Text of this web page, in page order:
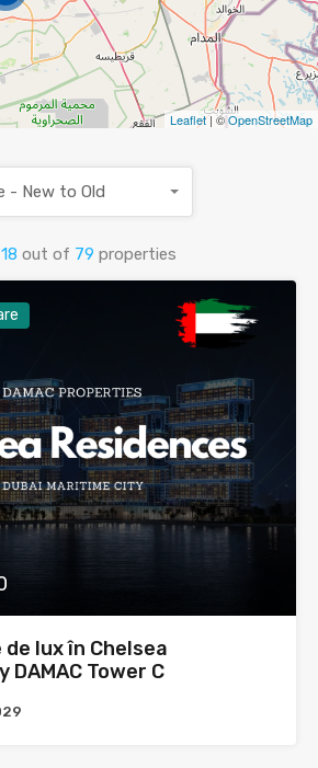
Leaflet| ©OpenStreetMap
18 out of 79 properties
- New to Old
lux în Chelsea
DAMAC Tower C